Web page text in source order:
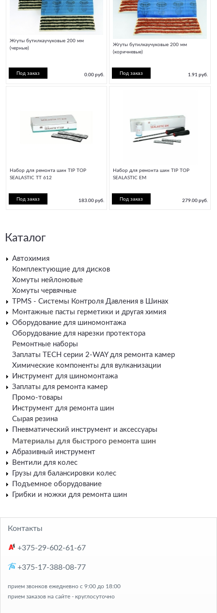
Жгуты бутилкаучуковые 200 мм
(черные)
0.00 руб.
Жгуты бутилкаучуковые 200 мм
(коричневые)
1.91 руб.
Набор для ремонта шин TIP TOP
SEALASTIC TT 612
183.00 руб.
Набор для ремонта шин TIP TOP
SEALASTIC EM
279.00 руб.
Каталог
Автохимия
Комплектующие для дисков
Хомуты нейлоновые
Хомуты червячные
TPMS - Системы Контроля Давления в Шинах
Монтажные пасты герметики и другая химия
Оборудование для шиномонтажа
Оборудование для нарезки протектора
Ремонтные наборы
Заплаты TECH серии 2-WAY для ремонта камер
Химические компоненты для вулканизации
Инструмент для шиномонтажа
Заплаты для ремонта камер
Промо-товары
Инструмент для ремонта шин
Сырая резина
Пневматический инструмент и аксессуары
Материалы для быстрого ремонта шин
Абразивный инструмент
Вентили для колес
Грузы для балансировки колес
Подъемное оборудование
Грибки и ножки для ремонта шин
Контакты
+375-29-602-61-67
+375-17-388-08-77
прием звонков ежедневно с 9:00 до 18:00
прием заказов на сайте - круглосуточно